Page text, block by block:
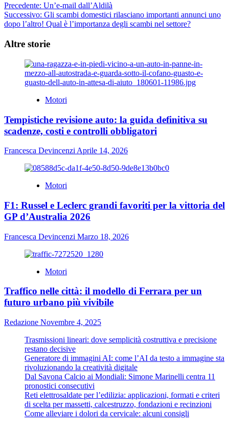
Navigazione
articolo
Precedente: Un’e-mail dall’Aldilà
Successivo: Gli scambi domestici rilasciano importanti annunci uno
dopo l’altro! Qual è l’importanza degli scambi nel settore?
Altre storie
Motori
Tempistiche revisione auto: la guida definitiva su
scadenze, costi e controlli obbligatori
Francesca Devincenzi Aprile 14, 2026
Motori
F1: Russel e Leclerc grandi favoriti per la vittoria del
GP d’Australia 2026
Francesca Devincenzi Marzo 18, 2026
Motori
Traffico nelle città: il modello di Ferrara per un
futuro urbano più vivibile
Redazione Novembre 4, 2025
Trasmissioni lineari: dove semplicità costruttiva e precisione
restano decisive
Generatore di immagini AI: come l’AI da testo a immagine sta
rivoluzionando la creatività digitale
Dal Savona Calcio ai Mondiali: Simone Marinelli centra 11
pronostici consecutivi
Reti elettrosaldate per l’edilizia: applicazioni, formati e criteri
di scelta per massetti, calcestruzzo, fondazioni e recinzioni
Come alleviare i dolori da cervicale: alcuni consigli